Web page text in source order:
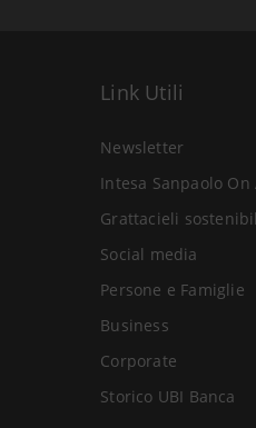
Link Utili
Newsletter
Intesa Sanpaolo On
Grattacieli
Social media
Persone e Famiglie
Business
Corporate
Storico UBI Banca